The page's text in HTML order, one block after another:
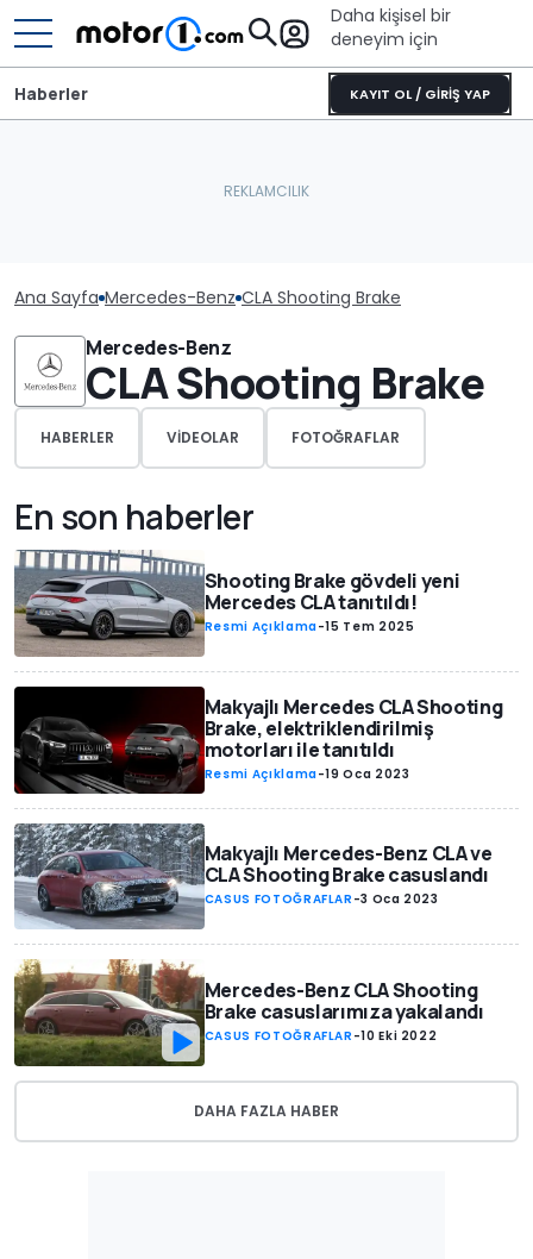
Daha kişisel bir
deneyim için
KAYIT OL / GİRİŞ YAP
Haberler
Ana Sayfa Mercedes-Benz CLA Shooting Brake
Mercedes-Benz
CLA Shooting Brake
HABERLER VIDEOLAR FOTOĞRAFLAR
En son haberler
Shooting Brake gövdeli yeni
Mercedes CLA tanıtıldı!
Resmi Açıklama-15 Tem 2025
Makyajlı Mercedes CLA Shooting
Brake, elektriklendirilmiş
motorları ile tanıtıldı
Resmi Açıklama-19 Oca 2023
Makyajlı Mercedes-Benz CLA ve
CLA Shooting Brake casuslandı
CASUS FOTOĞRAFLAR -3 Oca 2023
Mercedes-Benz CLA Shooting
Brake casuslarımıza yakalandı
CASUS FOTOĞRAFLAR -10 Eki 2022
DAHA FAZLA HABER